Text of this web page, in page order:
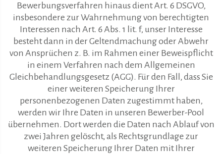
Bewerbungsverfahren hinaus dient Art. 6 DSGVO,
insbesondere zur Wahrnehmung von berechtigten
Interessen nach Art. 6 Abs. 1 lit. f, unser Interesse
besteht dann in der Geltendmachung oder Abwehr
von Ansprüchen z. B. im Rahmen einer Beweispflicht
in einem Verfahren nach dem Allgemeinen
Gleichbehandlungsgesetz (AGG). Für den Fall, dass Sie
einer weiteren Speicherung Ihrer
personenbezogenen Daten zugestimmt haben,
werden wir Ihre Daten in unseren Bewerber-Pool
übernehmen. Dort werden die Daten nach Ablauf von
zwei Jahren gelöscht, als Rechtsgrundlage zur
weiteren Speicherung Ihrer Daten mit Ihrer